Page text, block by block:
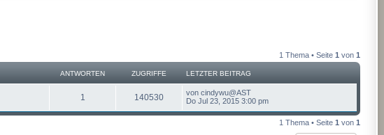
1 Thema • Seite1 von1
ANTWORTEN ZUGRIFFE LETZTER BEITRAG
1 140530 voncindywu@AST
Do Jul 23, 2015 3:00 pm
1 Thema • Seite1 von1